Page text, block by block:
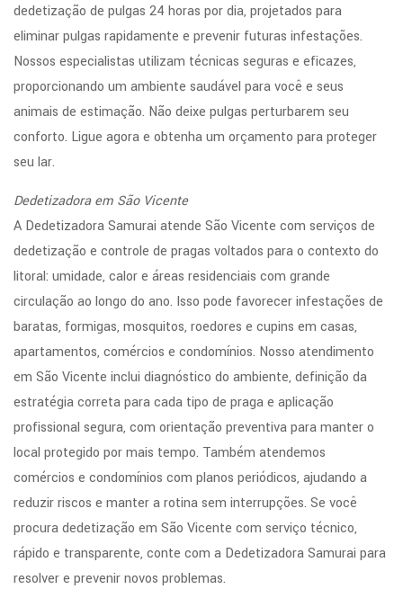
dedetização de pulgas 24 horas por dia, projetados para
eliminar pulgas rapidamente e prevenir futuras infestações.
Nossos especialistas utilizam técnicas seguras e eficazes,
proporcionando um ambiente saudável para você e seus
animais de estimação. Não deixe pulgas perturbarem seu
conforto. Ligue agora e obtenha um orçamento para proteger
seu lar.
Dedetizadora em São Vicente
A Dedetizadora Samurai atende São Vicente com serviços de
dedetização e controle de pragas voltados para o contexto do
litoral: umidade, calor e áreas residenciais com grande
circulação ao longo do ano. Isso pode favorecer infestações de
baratas, formigas, mosquitos, roedores e cupins em casas,
apartamentos, comércios e condomínios. Nosso atendimento
em São Vicente inclui diagnóstico do ambiente, definição da
estratégia correta para cada tipo de praga e aplicação
profissional segura, com orientação preventiva para manter o
local protegido por mais tempo. Também atendemos
comércios e condomínios com planos periódicos, ajudando a
reduzir riscos e manter a rotina sem interrupções. Se você
procura dedetização em São Vicente com serviço técnico,
rápido e transparente, conte com a Dedetizadora Samurai para
resolver e prevenir novos problemas.